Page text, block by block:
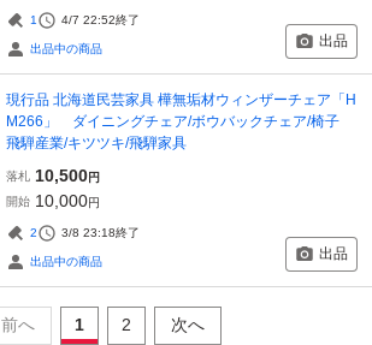
1 4/7 22:52終了
出品中の商品 出品
現行品 北海道民芸家具 樺無垢材ウィンザーチェア「H
M266」 ダイニングチェア/ボウバックチェア/椅子
飛騨産業/キツツキ/飛騨家具
落札 10,500円
開始 10,000円
2 3/8 23:18終了
出品中の商品 出品
前へ 1 2 次へ